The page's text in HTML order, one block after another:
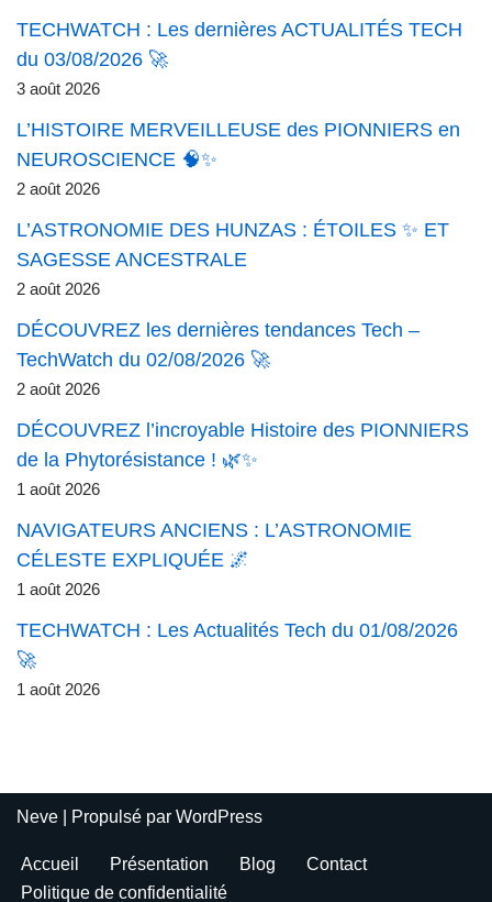
TECHWATCH : Les dernières ACTUALITÉS TECH
du 03/08/2026 🚀
3 août 2026
L’HISTOIRE MERVEILLEUSE des PIONNIERS en
NEUROSCIENCE 🧠✨
2 août 2026
L’ASTRONOMIE DES HUNZAS : ÉTOILES ✨ ET
SAGESSE ANCESTRALE
2 août 2026
DÉCOUVREZ les dernières tendances Tech –
TechWatch du 02/08/2026 🚀
2 août 2026
DÉCOUVREZ l’incroyable Histoire des PIONNIERS
de la Phytorésistance ! 🌿✨
1 août 2026
NAVIGATEURS ANCIENS : L’ASTRONOMIE
CÉLESTE EXPLIQUÉE 🌌
1 août 2026
TECHWATCH : Les Actualités Tech du 01/08/2026
🚀
1 août 2026
Neve | Propulsé par WordPress
Accueil Présentation Blog
Contact
Politique de confidentialité